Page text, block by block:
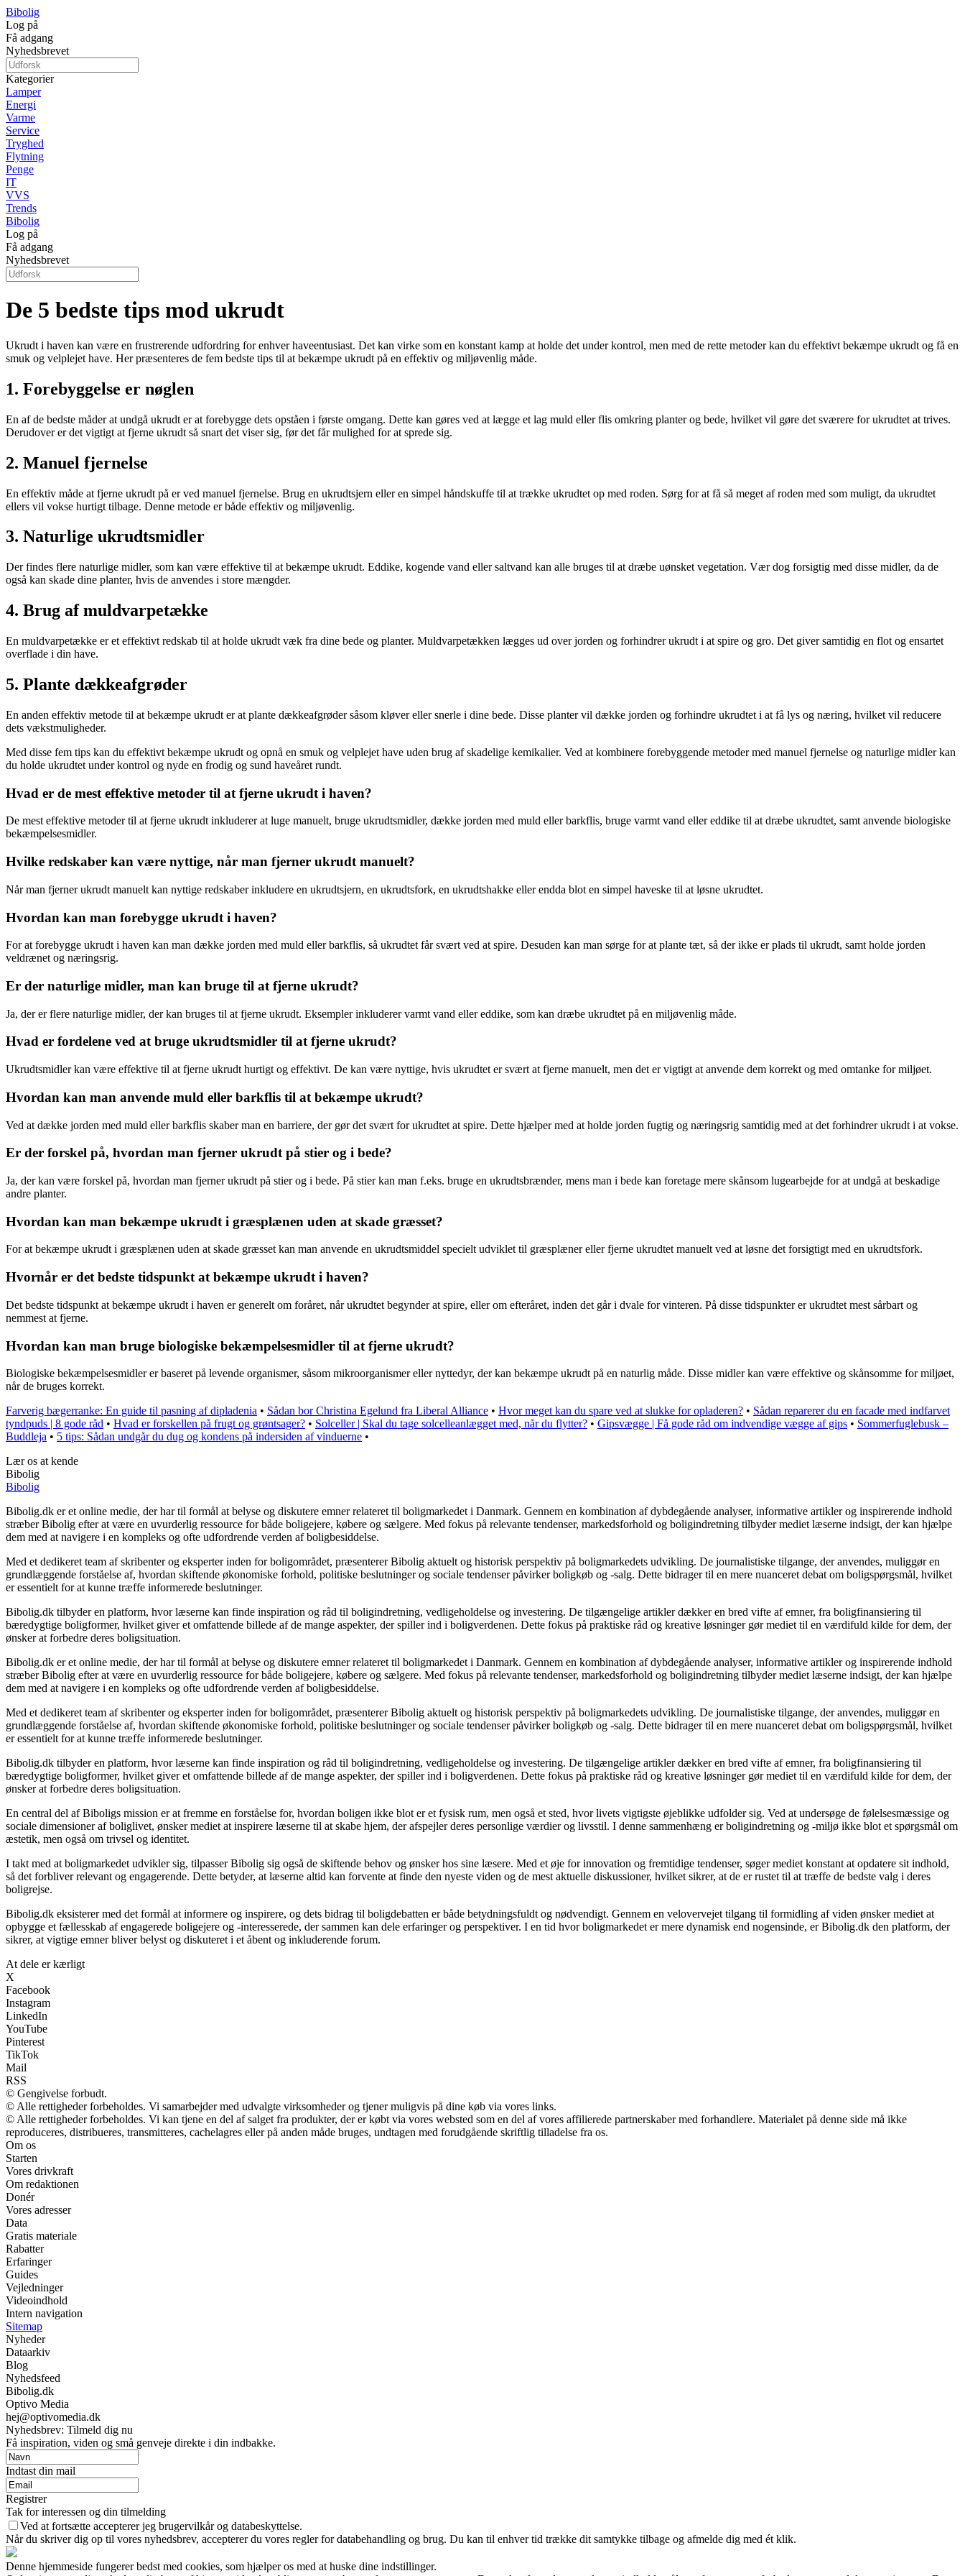
Bibolig
Log på
Få adgang
Nyhedsbrevet
Kategorier
Lamper
Energi
Varme
Service
Tryghed
Flytning
Penge
IT
VVS
Trends
Bibolig
Log på
Få adgang
Nyhedsbrevet
De 5 bedste tips mod ukrudt
Ukrudt i haven kan være en frustrerende udfordring for enhver haveentusiast. Det kan virke som en konstant kamp at holde det under kontrol, men med de rette metoder kan du effektivt bekæmpe ukrudt og få en
smuk og velplejet have. Her præsenteres de fem bedste tips til at bekæmpe ukrudt på en effektiv og miljøvenlig måde.
1. Forebyggelse er nøglen
En af de bedste måder at undgå ukrudt er at forebygge dets opståen i første omgang. Dette kan gøres ved at lægge et lag muld eller flis omkring planter og bede, hvilket vil gøre det sværere for ukrudtet at trives.
Derudover er det vigtigt at fjerne ukrudt så snart det viser sig, før det får mulighed for at sprede sig.
2. Manuel fjernelse
En effektiv måde at fjerne ukrudt på er ved manuel fjernelse. Brug en ukrudtsjern eller en simpel håndskuffe til at trække ukrudtet op med roden. Sørg for at få så meget af roden med som muligt, da ukrudtet
ellers vil vokse hurtigt tilbage. Denne metode er både effektiv og miljøvenlig.
3. Naturlige ukrudtsmidler
Der findes flere naturlige midler, som kan være effektive til at bekæmpe ukrudt. Eddike, kogende vand eller saltvand kan alle bruges til at dræbe uønsket vegetation. Vær dog forsigtig med disse midler, da de
også kan skade dine planter, hvis de anvendes i store mængder.
4. Brug af muldvarpetække
En muldvarpetække er et effektivt redskab til at holde ukrudt væk fra dine bede og planter. Muldvarpetækken lægges ud over jorden og forhindrer ukrudt i at spire og gro. Det giver samtidig en flot og ensartet
overflade i din have.
5. Plante dækkeafgrøder
En anden effektiv metode til at bekæmpe ukrudt er at plante dækkeafgrøder såsom kløver eller snerle i dine bede. Disse planter vil dække jorden og forhindre ukrudtet i at få lys og næring, hvilket vil reducere
dets vækstmuligheder.
Med disse fem tips kan du effektivt bekæmpe ukrudt og opnå en smuk og velplejet have uden brug af skadelige kemikalier. Ved at kombinere forebyggende metoder med manuel fjernelse og naturlige midler kan
du holde ukrudtet under kontrol og nyde en frodig og sund haveåret rundt.
Hvad er de mest effektive metoder til at fjerne ukrudt i haven?
De mest effektive metoder til at fjerne ukrudt inkluderer at luge manuelt, bruge ukrudtsmidler, dække jorden med muld eller barkflis, bruge varmt vand eller eddike til at dræbe ukrudtet, samt anvende biologiske
bekæmpelsesmidler.
Hvilke redskaber kan være nyttige, når man fjerner ukrudt manuelt?
Når man fjerner ukrudt manuelt kan nyttige redskaber inkludere en ukrudtsjern, en ukrudtsfork, en ukrudtshakke eller endda blot en simpel haveske til at løsne ukrudtet.
Hvordan kan man forebygge ukrudt i haven?
For at forebygge ukrudt i haven kan man dække jorden med muld eller barkflis, så ukrudtet får svært ved at spire. Desuden kan man sørge for at plante tæt, så der ikke er plads til ukrudt, samt holde jorden
veldrænet og næringsrig.
Er der naturlige midler, man kan bruge til at fjerne ukrudt?
Ja, der er flere naturlige midler, der kan bruges til at fjerne ukrudt. Eksempler inkluderer varmt vand eller eddike, som kan dræbe ukrudtet på en miljøvenlig måde.
Hvad er fordelene ved at bruge ukrudtsmidler til at fjerne ukrudt?
Ukrudtsmidler kan være effektive til at fjerne ukrudt hurtigt og effektivt. De kan være nyttige, hvis ukrudtet er svært at fjerne manuelt, men det er vigtigt at anvende dem korrekt og med omtanke for miljøet.
Hvordan kan man anvende muld eller barkflis til at bekæmpe ukrudt?
Ved at dække jorden med muld eller barkflis skaber man en barriere, der gør det svært for ukrudtet at spire. Dette hjælper med at holde jorden fugtig og næringsrig samtidig med at det forhindrer ukrudt i at vokse.
Er der forskel på, hvordan man fjerner ukrudt på stier og i bede?
Ja, der kan være forskel på, hvordan man fjerner ukrudt på stier og i bede. På stier kan man f.eks. bruge en ukrudtsbrænder, mens man i bede kan foretage mere skånsom lugearbejde for at undgå at beskadige
andre planter.
Hvordan kan man bekæmpe ukrudt i græsplænen uden at skade græsset?
For at bekæmpe ukrudt i græsplænen uden at skade græsset kan man anvende en ukrudtsmiddel specielt udviklet til græsplæner eller fjerne ukrudtet manuelt ved at løsne det forsigtigt med en ukrudtsfork.
Hvornår er det bedste tidspunkt at bekæmpe ukrudt i haven?
Det bedste tidspunkt at bekæmpe ukrudt i haven er generelt om foråret, når ukrudtet begynder at spire, eller om efteråret, inden det går i dvale for vinteren. På disse tidspunkter er ukrudtet mest sårbart og
nemmest at fjerne.
Hvordan kan man bruge biologiske bekæmpelsesmidler til at fjerne ukrudt?
Biologiske bekæmpelsesmidler er baseret på levende organismer, såsom mikroorganismer eller nyttedyr, der kan bekæmpe ukrudt på en naturlig måde. Disse midler kan være effektive og skånsomme for miljøet,
når de bruges korrekt.
Farverig bægerranke: En guide til pasning af dipladenia • Sådan bor Christina Egelund fra Liberal Alliance • Hvor meget kan du spare ved at slukke for opladeren? • Sådan reparerer du en facade med indfarvet
tyndpuds | 8 gode råd • Hvad er forskellen på frugt og grøntsager? • Solceller | Skal du tage solcelleanlægget med, når du flytter? • Gipsvægge | Få gode råd om indvendige vægge af gips • Sommerfuglebusk –
Buddleja • 5 tips: Sådan undgår du dug og kondens på indersiden af vinduerne •
Lær os at kende
Bibolig
Bibolig
Bibolig.dk er et online medie, der har til formål at belyse og diskutere emner relateret til boligmarkedet i Danmark. Gennem en kombination af dybdegående analyser, informative artikler og inspirerende indhold
stræber Bibolig efter at være en uvurderlig ressource for både boligejere, købere og sælgere. Med fokus på relevante tendenser, markedsforhold og boligindretning tilbyder mediet læserne indsigt, der kan hjælpe
dem med at navigere i en kompleks og ofte udfordrende verden af boligbesiddelse.
Med et dedikeret team af skribenter og eksperter inden for boligområdet, præsenterer Bibolig aktuelt og historisk perspektiv på boligmarkedets udvikling. De journalistiske tilgange, der anvendes, muliggør en
grundlæggende forståelse af, hvordan skiftende økonomiske forhold, politiske beslutninger og sociale tendenser påvirker boligkøb og -salg. Dette bidrager til en mere nuanceret debat om boligspørgsmål, hvilket
er essentielt for at kunne træffe informerede beslutninger.
Bibolig.dk tilbyder en platform, hvor læserne kan finde inspiration og råd til boligindretning, vedligeholdelse og investering. De tilgængelige artikler dækker en bred vifte af emner, fra boligfinansiering til
bæredygtige boligformer, hvilket giver et omfattende billede af de mange aspekter, der spiller ind i boligverdenen. Dette fokus på praktiske råd og kreative løsninger gør mediet til en værdifuld kilde for dem, der
ønsker at forbedre deres boligsituation.
Bibolig.dk er et online medie, der har til formål at belyse og diskutere emner relateret til boligmarkedet i Danmark. Gennem en kombination af dybdegående analyser, informative artikler og inspirerende indhold
stræber Bibolig efter at være en uvurderlig ressource for både boligejere, købere og sælgere. Med fokus på relevante tendenser, markedsforhold og boligindretning tilbyder mediet læserne indsigt, der kan hjælpe
dem med at navigere i en kompleks og ofte udfordrende verden af boligbesiddelse.
Med et dedikeret team af skribenter og eksperter inden for boligområdet, præsenterer Bibolig aktuelt og historisk perspektiv på boligmarkedets udvikling. De journalistiske tilgange, der anvendes, muliggør en
grundlæggende forståelse af, hvordan skiftende økonomiske forhold, politiske beslutninger og sociale tendenser påvirker boligkøb og -salg. Dette bidrager til en mere nuanceret debat om boligspørgsmål, hvilket
er essentielt for at kunne træffe informerede beslutninger.
Bibolig.dk tilbyder en platform, hvor læserne kan finde inspiration og råd til boligindretning, vedligeholdelse og investering. De tilgængelige artikler dækker en bred vifte af emner, fra boligfinansiering til
bæredygtige boligformer, hvilket giver et omfattende billede af de mange aspekter, der spiller ind i boligverdenen. Dette fokus på praktiske råd og kreative løsninger gør mediet til en værdifuld kilde for dem, der
ønsker at forbedre deres boligsituation.
En central del af Biboligs mission er at fremme en forståelse for, hvordan boligen ikke blot er et fysisk rum, men også et sted, hvor livets vigtigste øjeblikke udfolder sig. Ved at undersøge de følelsesmæssige og
sociale dimensioner af boliglivet, ønsker mediet at inspirere læserne til at skabe hjem, der afspejler deres personlige værdier og livsstil. I denne sammenhæng er boligindretning og -miljø ikke blot et spørgsmål om
æstetik, men også om trivsel og identitet.
I takt med at boligmarkedet udvikler sig, tilpasser Bibolig sig også de skiftende behov og ønsker hos sine læsere. Med et øje for innovation og fremtidige tendenser, søger mediet konstant at opdatere sit indhold,
så det forbliver relevant og engagerende. Dette betyder, at læserne altid kan forvente at finde den nyeste viden og de mest aktuelle diskussioner, hvilket sikrer, at de er rustet til at træffe de bedste valg i deres
boligrejse.
Bibolig.dk eksisterer med det formål at informere og inspirere, og dets bidrag til boligdebatten er både betydningsfuldt og nødvendigt. Gennem en velovervejet tilgang til formidling af viden ønsker mediet at
opbygge et fællesskab af engagerede boligejere og -interesserede, der sammen kan dele erfaringer og perspektiver. I en tid hvor boligmarkedet er mere dynamisk end nogensinde, er Bibolig.dk den platform, der
sikrer, at vigtige emner bliver belyst og diskuteret i et åbent og inkluderende forum.
At dele er kærligt
X
Facebook
Instagram
LinkedIn
YouTube
Pinterest
TikTok
Mail
RSS
© Gengivelse forbudt.
© Alle rettigheder forbeholdes. Vi samarbejder med udvalgte virksomheder og tjener muligvis på dine køb via vores links.
© Alle rettigheder forbeholdes. Vi kan tjene en del af salget fra produkter, der er købt via vores websted som en del af vores affilierede partnerskaber med forhandlere. Materialet på denne side må ikke
reproduceres, distribueres, transmitteres, cachelagres eller på anden måde bruges, undtagen med forudgående skriftlig tilladelse fra os.
Om os
Starten
Vores drivkraft
Om redaktionen
Donér
Vores adresser
Data
Gratis materiale
Rabatter
Erfaringer
Guides
Vejledninger
Videoindhold
Intern navigation
Sitemap
Nyheder
Dataarkiv
Blog
Nyhedsfeed
Bibolig.dk
Optivo Media
hej@optivomedia.dk
Nyhedsbrev: Tilmeld dig nu
Få inspiration, viden og små genveje direkte i din indbakke.
Indtast din mail
Registrer
Tak for interessen og din tilmelding
Ved at fortsætte accepterer jeg brugervilkår og databeskyttelse.
Når du skriver dig op til vores nyhedsbrev, accepterer du vores regler for databehandling og brug. Du kan til enhver tid trække dit samtykke tilbage og afmelde dig med ét klik.
Denne hjemmeside fungerer bedst med cookies, som hjælper os med at huske dine indstillinger.